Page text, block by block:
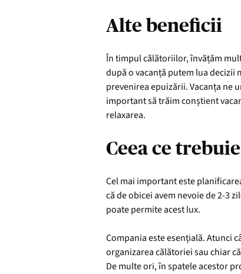
Alte beneficii
În timpul călătoriilor, învățăm
după o vacanță putem lua decizii
prevenirea epuizării. Vacanța ne
important să trăim conștient
relaxarea.
Ceea ce
Cel mai important este
că de obicei avem nevoie de 2-3
poate permite acest lux.
Compania este esențială. Atunci
organizarea călătoriei sau chiar
De multe ori, în spatele acestor